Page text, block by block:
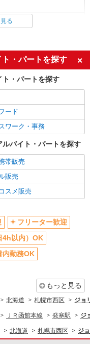
3条
詳細を見る
1,250円（資格・経験によ
手3条
詳細を見る
理業務
通費別途支給 【紹
円 交通費別途支給
詳細を見る
交通費別途支給
詳細を見る
勤務OK
給
る
・パートを探す
ト・パートを探す
ード
ワーク・事務
バイト・パートを探す
帯販売
販売
スメ販売
フリーター歓迎
4h以内）OK
内勤務OK
もっと見る
北海道 札幌市西区 ジョ
ＪＲ函館本線 発寒駅 ジ
北海道 札幌市西区 ジ